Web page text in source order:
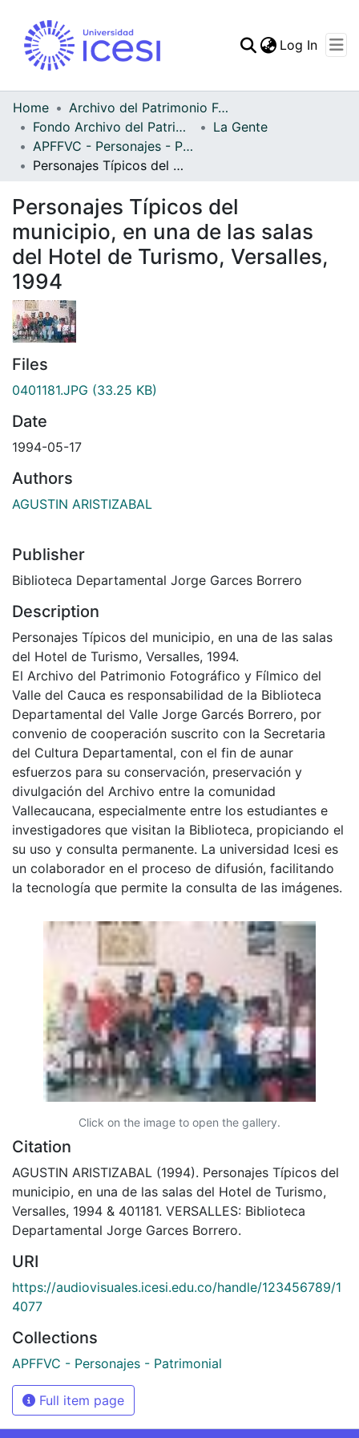
Statistics
Log In
Home
Archivo del Patrimonio Fotográfico y Fílmico del Valle del Cauca
Fondo Archivo del Patrimonio Fotográfico y Fílmico del Valle del Cauca
La Gente
APFFVC - Personajes - Patrimonial
Personajes Típicos del municipio, en una de las salas del Hotel de Turismo, Versalles, 1994
Personajes Típicos del
municipio, en una de las salas
del Hotel de Turismo, Versalles,
1994
Files
0401181.JPG (33.25 KB)
Date
1994-05-17
Authors
AGUSTIN ARISTIZABAL
Publisher
Biblioteca Departamental Jorge Garces Borrero
Description
Personajes Típicos del municipio, en una de las salas
del Hotel de Turismo, Versalles, 1994.
El Archivo del Patrimonio Fotográfico y Fílmico del
Valle del Cauca es responsabilidad de la Biblioteca
Departamental del Valle Jorge Garcés Borrero, por
convenio de cooperación suscrito con la Secretaria
del Cultura Departamental, con el fin de aunar
esfuerzos para su conservación, preservación y
divulgación del Archivo entre la comunidad
Vallecaucana, especialmente entre los estudiantes e
investigadores que visitan la Biblioteca, propiciando el
su uso y consulta permanente. La universidad Icesi es
un colaborador en el proceso de difusión, facilitando
la tecnología que permite la consulta de las imágenes.
Click on the image to open the gallery.
Citation
AGUSTIN ARISTIZABAL (1994). Personajes Típicos del
municipio, en una de las salas del Hotel de Turismo,
Versalles, 1994 & 401181. VERSALLES: Biblioteca
Departamental Jorge Garces Borrero.
URI
https://audiovisuales.icesi.edu.co/handle/123456789/1
4077
Collections
APFFVC - Personajes - Patrimonial
Full item page